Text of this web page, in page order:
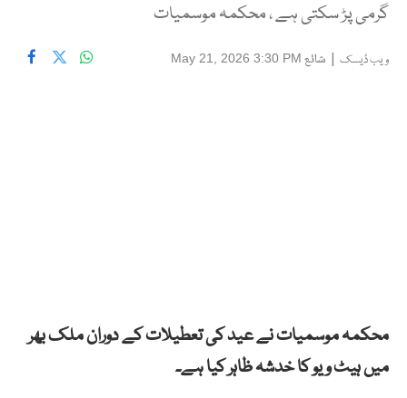
گرمی پڑ سکتی ہے ، محکمہ موسمیات
ویب ڈیسک | شائع May 21, 2026 3:30 PM
محکمہ موسمیات نے عید کی تعطیلات کے دوران ملک بھر
میں ہیٹ ویو کا خدشہ ظاہر کیا ہے۔